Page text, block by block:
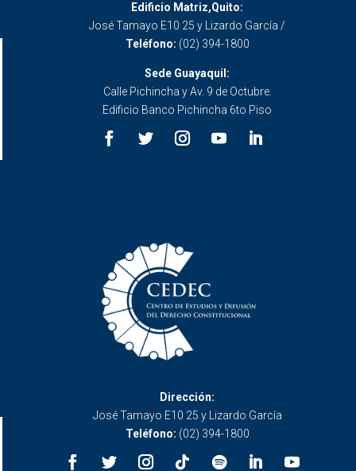
Edificio Matriz,Quito:
José Tamayo E10 25 y Lizardo García /
Teléfono: (02) 394-1800
Sede Guayaquil:
Calle Pichincha y Av. 9 de Octubre.
Edificio Banco Pichincha 6to Piso
Dirección:
José Tamayo E10 25 y Lizardo García
Teléfono: (02) 394-1800